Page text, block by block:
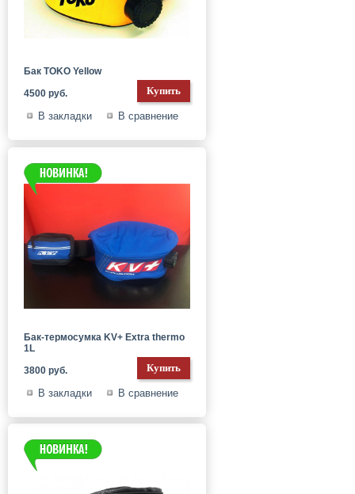
Бак TOKO Yellow
4500 руб.
В закладки В сравнение
Бак-термосумка KV+ Extra thermo
1L
3800 руб.
В закладки В сравнение